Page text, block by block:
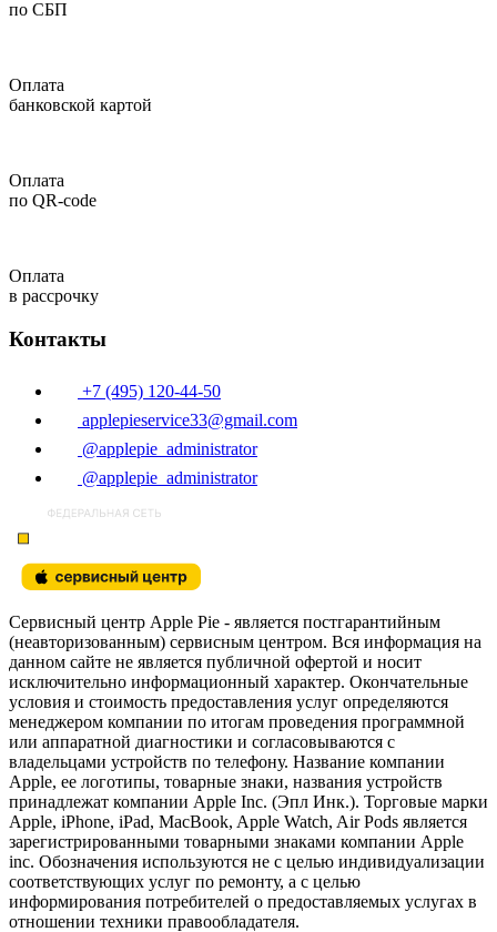
по СБП
Оплата
банковской картой
Оплата
по QR-code
Оплата
в рассрочку
Контакты
+7 (495) 120-44-50
applepieservice33@gmail.com
@applepie_administrator
@applepie_administrator
Сервисный центр Apple Pie - является постгарантийным
(неавторизованным) сервисным центром. Вся информация на
данном сайте не является публичной офертой и носит
исключительно информационный характер. Окончательные
условия и стоимость предоставления услуг определяются
менеджером компании по итогам проведения программной
или аппаратной диагностики и согласовываются с
владельцами устройств по телефону. Название компании
Apple, ее логотипы, товарные знаки, названия устройств
принадлежат компании Apple Inc. (Эпл Инк.). Торговые марки
Apple, iPhone, iPad, MacBook, Apple Watch, Air Pods является
зарегистрированными товарными знаками компании Apple
inc. Обозначения используются не с целью индивидуализации
соответствующих услуг по ремонту, а с целью
информирования потребителей о предоставляемых услугах в
отношении техники правообладателя.